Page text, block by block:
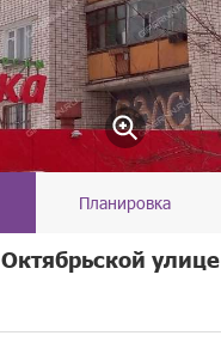
Планировка
улице